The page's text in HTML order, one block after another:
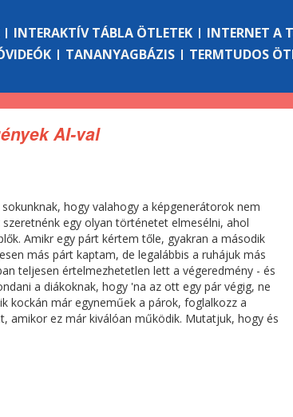
INTERAKTÍV TÁBLA ÖTLETEK INTERNET A
TANANYAGBÁZIS TERMTUDOS
AI-val
hogy valahogy a képgenerátorok nem
egy olyan történetet elmesélni, ahol
Amikr egy párt kértem tőle, gyakran a második
más párt kaptam, de legalábbis a ruhájuk más
teljesen értelmezhetetlen lett a végeredmény - és
a diákoknak, hogy 'na az ott egy pár végig, ne
kockán már egyneműek a párok, foglalkozz a
amikor ez már kiválóan működik. Mutatjuk, hogy és